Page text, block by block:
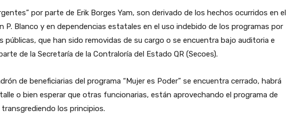
por parte de Erik Borges Yam, son derivado de los hechos ocurridos en el
P. Blanco y en dependencias estatales en el uso indebido de los programas por
públicas, que han sido removidas de su cargo o se encuentra bajo auditoria e
de la Secretaría de la Contraloría del Estado QR (Secoes).
de beneficiarias del programa “Mujer es Poder” se encuentra cerrado, habrá
o bien esperar que otras funcionarias, están aprovechando el programa de
los principios.